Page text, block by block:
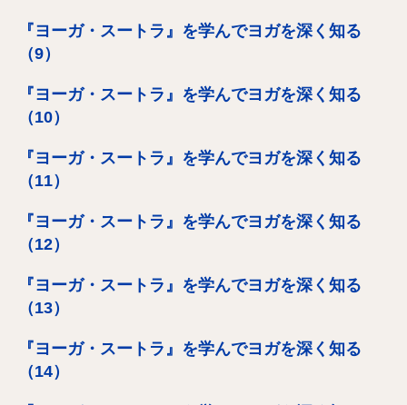
『ヨーガ・スートラ』を学んでヨガを深く知る
（9）
『ヨーガ・スートラ』を学んでヨガを深く知る
（10）
『ヨーガ・スートラ』を学んでヨガを深く知る
（11）
『ヨーガ・スートラ』を学んでヨガを深く知る
（12）
『ヨーガ・スートラ』を学んでヨガを深く知る
（13）
『ヨーガ・スートラ』を学んでヨガを深く知る
（14）